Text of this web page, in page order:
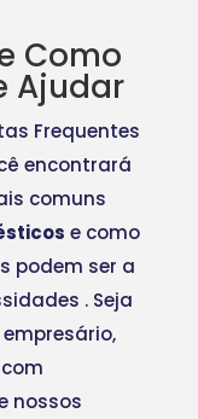
Como
Ajudar
Frequentes
encontrará
comuns
e como
podem ser a
. Seja
nossos